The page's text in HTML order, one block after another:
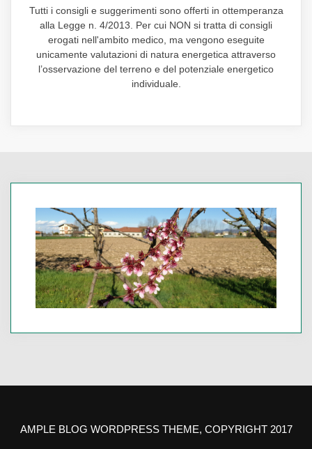
Tutti i consigli e suggerimenti sono offerti in ottemperanza
alla Legge n. 4/2013. Per cui NON si tratta di consigli
erogati nell'ambito medico, ma vengono eseguite
unicamente valutazioni di natura energetica attraverso
l’osservazione del terreno e del potenziale energetico
individuale.
AMPLE BLOG WORDPRESS THEME, COPYRIGHT 2017